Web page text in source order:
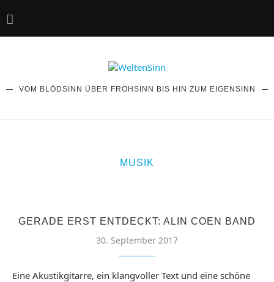
VOM BLÖDSINN ÜBER FROHSINN BIS HIN ZUM EIGENSINN
MUSIK
GERADE ERST ENTDECKT: ALIN COEN BAND
30. September 2017
Eine Akustikgitarre, ein klangvoller Text und eine schöne